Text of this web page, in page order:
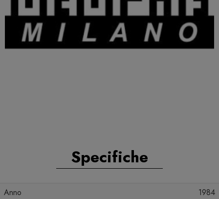
Specifiche
Anno
1984